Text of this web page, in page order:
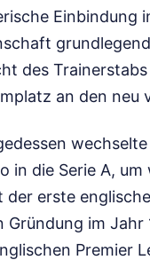
Einbindung
des
an den neu
in die Serie A,
der erste
Gründung im
Premier